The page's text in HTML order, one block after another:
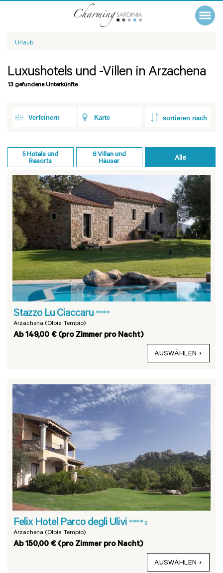
Urlaub
Luxushotels und -Villen in Arzachena
13 gefundene Unterkünfte
Verfeinern Karte
5Hotels und
Resorts
8Villen und
Häuser
Alle
Stazzo Lu Ciaccaru ****
Arzachena (Olbia Tempio)
Ab 149,00 € (pro Zimmer pro Nacht)
AUSWÄHLEN
Felix Hotel Parco degli Ulivi **** s
Arzachena (Olbia Tempio)
Ab 150,00 € (pro Zimmer pro Nacht)
AUSWÄHLEN